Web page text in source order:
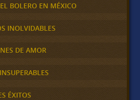
BOLERO EN MÉXICO
INOLVIDABLES
DE AMOR
ÉXITOS